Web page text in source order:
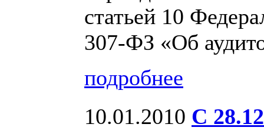
статьей 10
307-ФЗ «Об
подробнее
10.01.2010 С